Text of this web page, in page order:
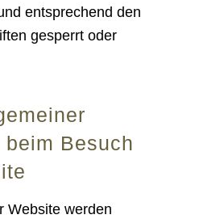
entsprechend den
gesperrt oder
Besuch
Website werden